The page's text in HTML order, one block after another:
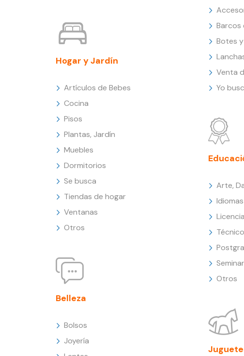
Hogar y Jardín
Artículos de Bebes
Cocina
Pisos
Plantas, Jardín
Muebles
Dormitorios
Se busca
Tiendas de hogar
Ventanas
Otros
Belleza
Bolsos
Joyería
Barcos
Botes
Venta
Yo
Arte,
Idiomas
Otros